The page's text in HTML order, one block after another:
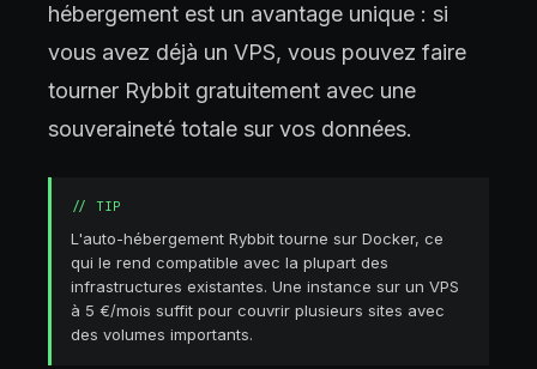
hébergement est un avantage unique : si
vous avez déjà un VPS, vous pouvez faire
tourner Rybbit gratuitement avec une
souveraineté totale sur vos données.
// TIP
L'auto-hébergement Rybbit tourne sur Docker, ce
qui le rend compatible avec la plupart des
infrastructures existantes. Une instance sur un VPS
à 5 €/mois suffit pour couvrir plusieurs sites avec
des volumes importants.